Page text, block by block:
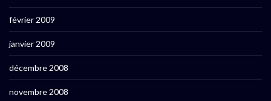
février 2009
janvier 2009
décembre 2008
novembre 2008